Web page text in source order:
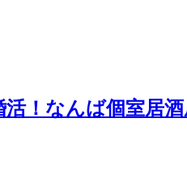
活！なんば個室居